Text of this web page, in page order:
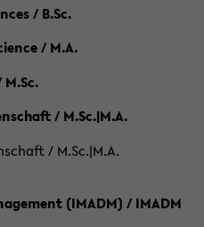
/ B.Sc.
/ M.A.
/ M.Sc.|M.A.
/ M.Sc.|M.A.
(IMADM) / IMADM